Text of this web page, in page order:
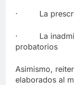
· La
· La
probatorios
Asimismo,
elaborados al